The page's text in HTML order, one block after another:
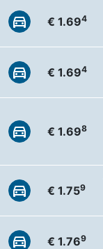
€ 1.694
€ 1.694
€ 1.698
€ 1.759
€ 1.769